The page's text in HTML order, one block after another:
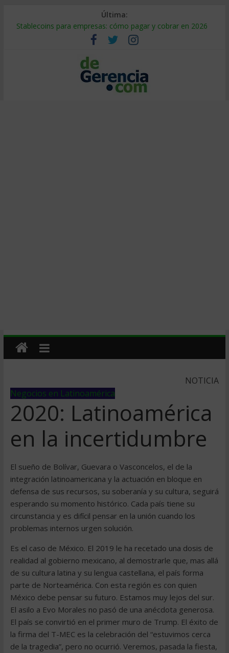
Última:
Stablecoins para empresas: cómo pagar y cobrar en 2026
Despido silencioso: qué es y por qué sale tan caro
IA en selección de personal: cómo auditarla a tiempo
Trabajo forzoso en la cadena de suministro: qué hacer
Mercado hispano de EE. UU.: cómo segmentarlo y venderle
NOTICIA
Negocios en Latinoamérica
2020: Latinoamérica
en la incertidumbre
El sueño de Bolívar, Guevara o Vasconcelos, el de la
integración latinoamericana y la actuación en bloque en
defensa de sus recursos, su soberanía y su cultura, seguirá
esperando su momento histórico. Cada país tiene su
circunstancia y es difícil pensar en la unión cuando los
problemas internos urgen solución.
Es el caso de México. El 2019 le ha recetado una dosis de
realidad al gobierno mexicano, al demostrarle que, mas allá
de su cultura latina y su lengua castellana, el país forma
parte de Norteamérica. Con esta región es con quien
México debe pensar su futuro. Estamos muy lejos del sur.
El asilo a Evo Morales no pasó de una anécdota generosa.
El país se convirtió en el primer muro de Trump. El éxito de
la firma del T-MEC es la celebración del “estuvimos cerca
de la tragedia”, pero no ocurrió. Veremos, pasada la fiesta,